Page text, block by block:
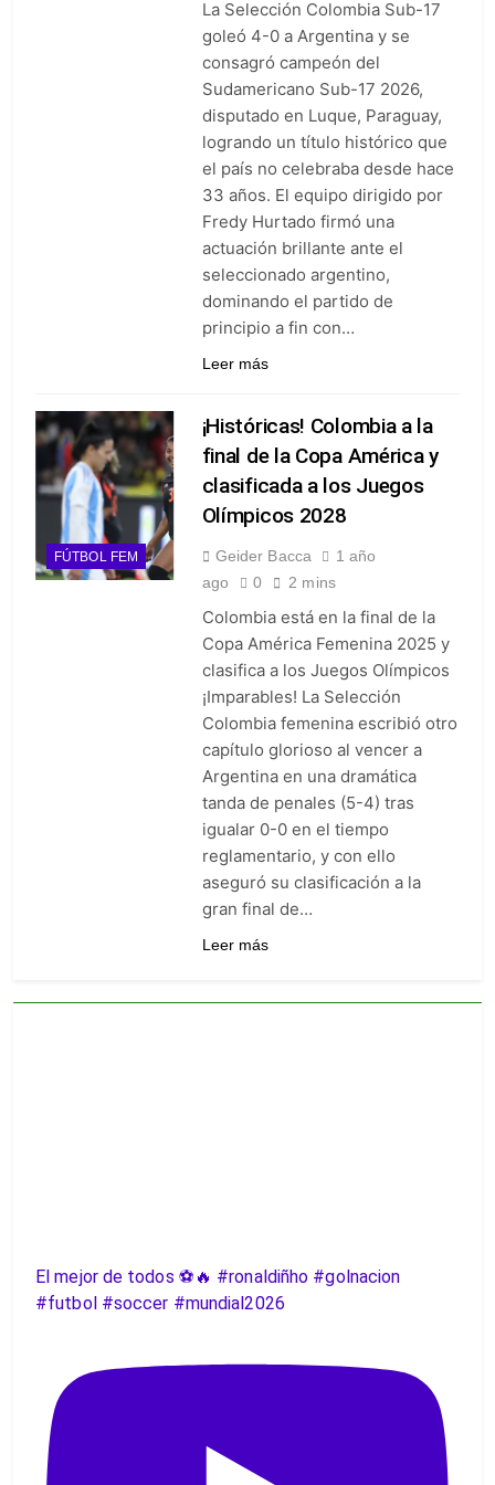
goleó 7-0 a Boyacá Chicó y es
líder de la Liga BetPlay
6 Días Ago
Vuelve la Premier League:
arranca el 21 de agosto con el
Arsenal campeón abriendo
ante el Coventry
6 Días Ago
Escándalo en Montería: el
debut de Nacional se suspendió
por disturbios cuando ganaba
3-0 a Jaguares
6 Días Ago
La Selección Colombia Sub-17
goleó 4-0 a Argentina y se
consagró campeón del
Sudamericano Sub-17 2026,
disputado en Luque, Paraguay,
logrando un título histórico que
el país no celebraba desde hace
33 años. El equipo dirigido por
Fredy Hurtado firmó una
actuación brillante ante el
seleccionado argentino,
dominando el partido de
principio a fin con…
Leer más
FÚTBOL FEM
¡Históricas! Colombia a la
final de la Copa América y
clasificada a los Juegos
Olímpicos 2028
Geider Bacca
1 año
ago
0 2 mins
Colombia está en la final de la
Copa América Femenina 2025 y
clasifica a los Juegos Olímpicos
¡Imparables! La Selección
Colombia femenina escribió otro
capítulo glorioso al vencer a
Argentina en una dramática
tanda de penales (5-4) tras
igualar 0-0 en el tiempo
reglamentario, y con ello
aseguró su clasificación a la
gran final de…
Leer más
El mejor de todos ⚽️🔥 #ronaldiñho #golnacion
#futbol #soccer #mundial2026